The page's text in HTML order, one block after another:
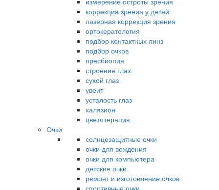
коррекция зрения у детей
лазерная коррекция зрения
ортокератология
подбор контактных линз
подбор очков
пресбиопия
строение глаз
сухой глаз
увеит
усталость глаз
халязион
цветотерапия
Очки
солнцезащитные очки
очки для вождения
очки для компьютера
детские очки
ремонт и изготовление очков